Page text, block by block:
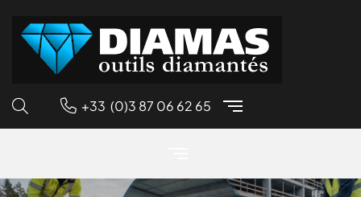
+33 (0)3 87 06 62 65